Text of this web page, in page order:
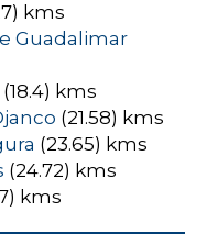
kms
Guadalimar
(18.4) kms
(21.58) kms
(23.65) kms
(24.72) kms
kms